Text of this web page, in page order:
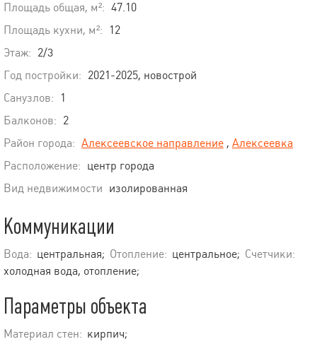
Площадь общая, м²: 47.10
Площадь кухни, м²:
12
Этаж: 2/3
Год постройки: 2021-2025, новострой
Санузлов:
1
Балконов: 2
Район города: Алексеевское направление , Алексеевка
Расположение: центр города
Вид недвижимости изолированная
Коммуникации
Вода: центральная; Отопление: центральное; Счетчики:
холодная вода, отопление;
Параметры объекта
Материал стен: кирпич;